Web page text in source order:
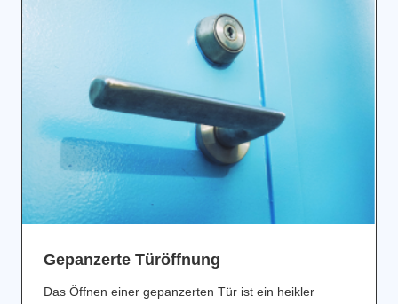
Gepanzerte Türöffnung
Das Öffnen einer gepanzerten Tür ist ein heikler